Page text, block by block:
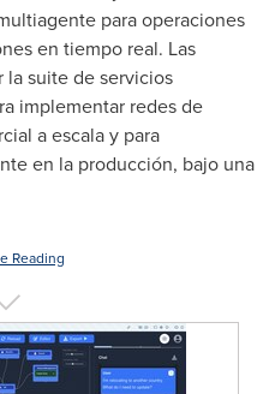
para operaciones
en tiempo real. Las
la suite de servicios
implementar redes de
a escala y para
en la producción, bajo una
Reading